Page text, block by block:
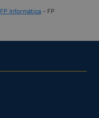
FP Informática - FP